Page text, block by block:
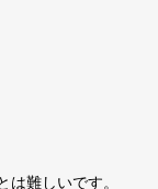
難しいです。